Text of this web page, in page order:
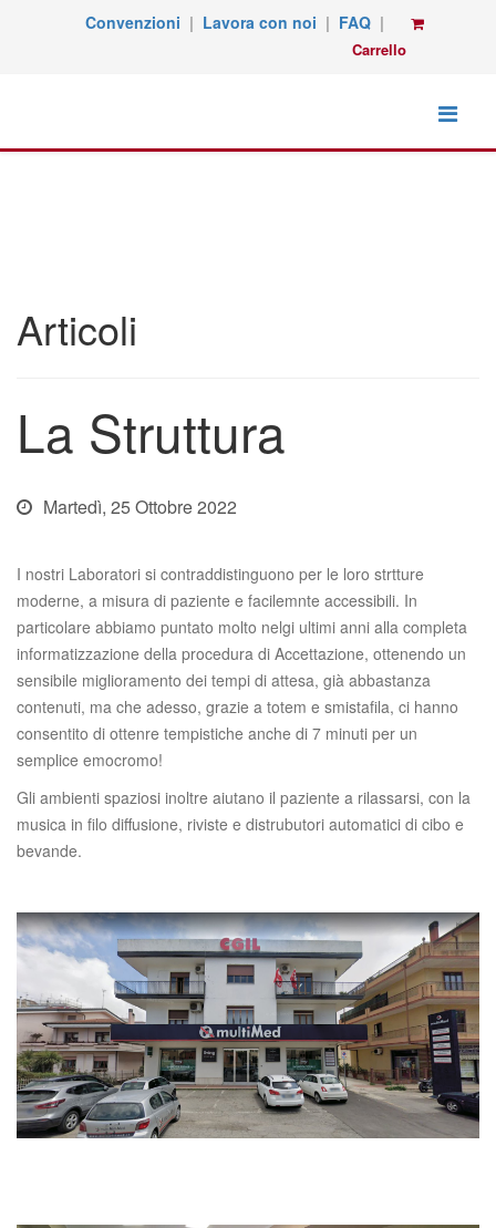
Convenzioni | Lavora con noi | FAQ |
Carrello
Articoli
La Struttura
Martedì, 25 Ottobre 2022
I nostri Laboratori si contraddistinguono per le loro strtture
moderne, a misura di paziente e facilemnte accessibili. In
particolare abbiamo puntato molto nelgi ultimi anni alla completa
informatizzazione della procedura di Accettazione, ottenendo un
sensibile miglioramento dei tempi di attesa, già abbastanza
contenuti, ma che adesso, grazie a totem e smistafila, ci hanno
consentito di ottenre tempistiche anche di 7 minuti per un
semplice emocromo!
Gli ambienti spaziosi inoltre aiutano il paziente a rilassarsi, con la
musica in filo diffusione, riviste e distrubutori automatici di cibo e
bevande.